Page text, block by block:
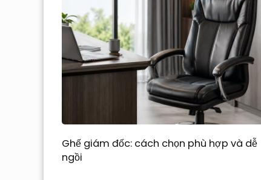
Ghế giám đốc: cách chọn phù hợp và dễ
ngồi